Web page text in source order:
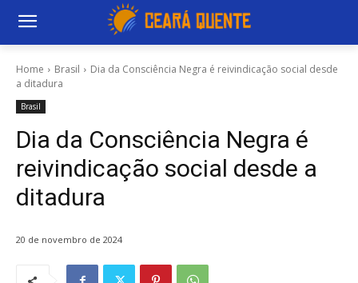
Home Brasil
Dia da Consciência Negra é reivindicação social desde
a ditadura
Brasil
Dia da Consciência Negra é
reivindicação social desde a
ditadura
20 de novembro de 2024